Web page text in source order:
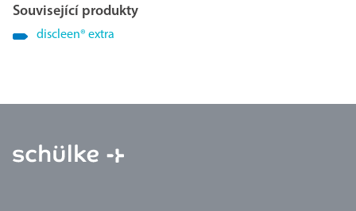
Související produkty
discleen® extra